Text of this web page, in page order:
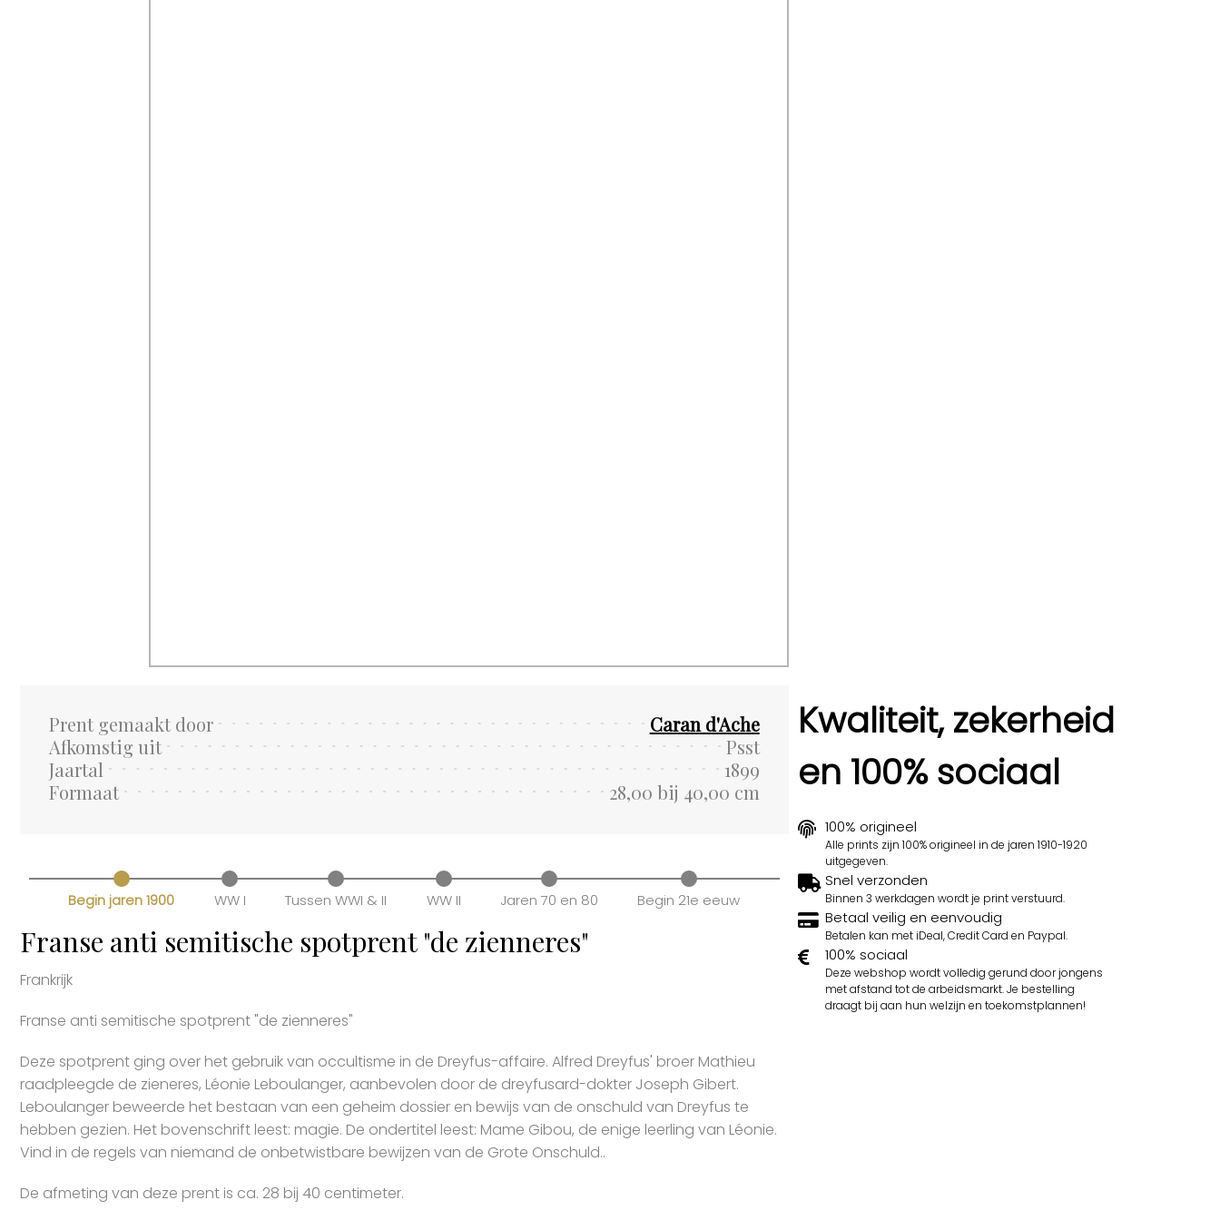
Prent gemaakt door
Caran d'Ache
Afkomstig uit
Psst
Jaartal
1899
Formaat
28,00 bij 40,00 cm
Begin jaren 1900 WW I Tussen WWI & II WW II Jaren 70 en 80 Begin 21e eeuw
Franse anti semitische spotprent "de zienneres"
Frankrijk
Franse anti semitische spotprent "de zienneres"
Deze spotprent ging over het gebruik van occultisme in de Dreyfus-affaire. Alfred Dreyfus' broer Mathieu
raadpleegde de zieneres, Léonie Leboulanger, aanbevolen door de dreyfusard-dokter Joseph Gibert.
Leboulanger beweerde het bestaan van een geheim dossier en bewijs van de onschuld van Dreyfus te
hebben gezien. Het bovenschrift leest: magie. De ondertitel leest: Mame Gibou, de enige leerling van Léonie.
Vind in de regels van niemand de onbetwistbare bewijzen van de Grote Onschuld..
De afmeting van deze prent is ca. 28 bij 40 centimeter.
Kwaliteit, zekerheid
en 100% sociaal
100% origineel
Alle prints zijn 100% origineel in de jaren 1910-1920
uitgegeven.
Snel verzonden
Binnen 3 werkdagen wordt je print verstuurd.
Betaal veilig en eenvoudig
Betalen kan met iDeal, Credit Card en Paypal.
100% sociaal
Deze webshop wordt volledig gerund door jongens
met afstand tot de arbeidsmarkt. Je bestelling
draagt bij aan hun welzijn en toekomstplannen!